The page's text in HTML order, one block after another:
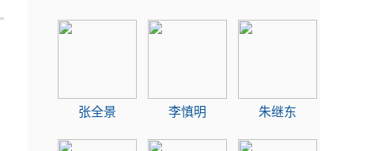
张全景 李慎明 朱继东